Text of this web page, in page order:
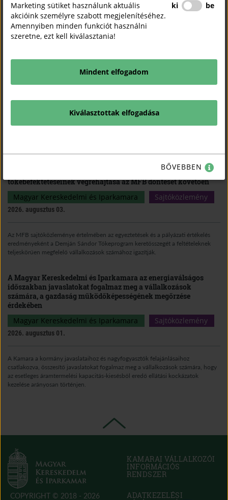
KAPCSOLÓDÓ TARTALMAK
Megkezdődhet a Demján Sándor Tőkeprogram
tőkebefektetéseinek végrehajtása az MFB döntését követően
Magyar Kereskedelmi és Iparkamara
Sajtóközlemény
2026. augusztus 03.
Az MFB sajtóközleménye értelmében az egyeztetések és a pályázati értékelés
eredményeként a Demján Sándor Tőkeprogram keretösszegét a feltételeknek
teljeskörűen megfelelő vállalkozások számához igazítják.
A Magyar Kereskedelmi és Iparkamara az energiaválságos
időszakban javaslatokat fogalmaz meg a vállalkozások
számára, a gazdaság működőképességének megőrzése
érdekében
Magyar Kereskedelmi és Iparkamara
Sajtóközlemény
2026. augusztus 01.
A Kamara a kormány javaslataihoz és nagyfogyasztók felajánlásaihoz
csatlakozva, összesítő javaslatokat fogalmaz meg a vállalkozások számára, hogy
az esetleges áramtermelési kapacitás-kiesésből eredő ellátási kockázatok
kezelése arányosan történjen.
COPYRIGHT © 2018 - 2026
KAMARAI VÁLLALKOZÓI
INFORMÁCIÓS
RENDSZER(OPEN
NEW
ADATKEZELÉSI
Marketing sütiket használunk aktuális
akcióink személyre szabott megjelenítéséhez.
Amennyiben minden funkciót használni
szeretne, ezt kell kiválasztania!
ki be
Mindent elfogadom
Kiválasztottak elfogadása
BŐVEBBEN